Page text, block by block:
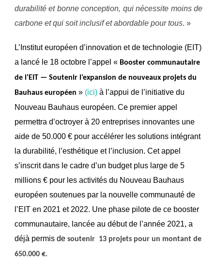
durabilité et bonne conception, qui nécessite moins de
carbone et qui soit inclusif et abordable pour tous. »
L’Institut européen d’innovation et de technologie (EIT)
a lancé le 18 octobre l’appel « Booster communautaire
de l’EIT — Soutenir l’expansion de nouveaux projets du
Bauhaus européen » (ici) à l’appui de l’initiative du
Nouveau Bauhaus européen. Ce premier appel
permettra d’octroyer à 20 entreprises innovantes une
aide de 50.000 € pour accélérer les solutions intégrant
la durabilité, l’esthétique et l’inclusion. Cet appel
s’inscrit dans le cadre d’un budget plus large de 5
millions € pour les activités du Nouveau Bauhaus
européen soutenues par la nouvelle communauté de
l’EIT en 2021 et 2022. Une phase pilote de ce booster
communautaire, lancée au début de l’année 2021, a
déjà permis de soutenir 13 projets pour un montant de
650.000 €.